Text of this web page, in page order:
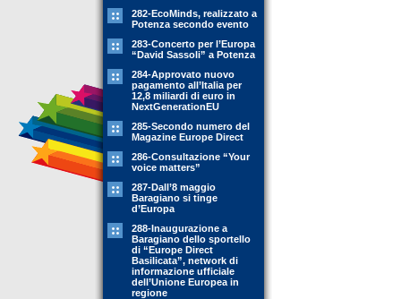
282-EcoMinds, realizzato a
Potenza secondo evento
283-Concerto per l’Europa
“David Sassoli” a Potenza
284-Approvato nuovo
pagamento all’Italia per
12,8 miliardi di euro in
NextGenerationEU
285-Secondo numero del
Magazine Europe Direct
286-Consultazione “Your
voice matters”
287-Dall’8 maggio
Baragiano si tinge
d’Europa
288-Inaugurazione a
Baragiano dello sportello
di “Europe Direct
Basilicata”, network di
informazione ufficiale
dell’Unione Europea in
regione